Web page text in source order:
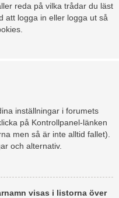
reda på vilka trådar du läst
att logga in eller logga ut så
inställningar i forumets
på Kontrollpanel-länken
men så är inte alltid fallet).
och alternativ.
visas i listorna över